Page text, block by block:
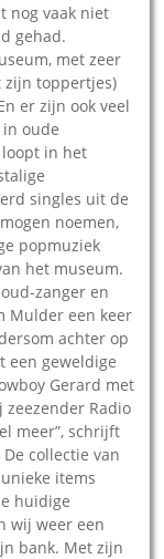
nog vaak niet
gehad.
met zeer
zijn toppertjes)
er zijn ook veel
oude
loopt in het
singles uit de
noemen,
popmuziek
het museum.
zanger en
Mulder een keer
achter op
een geweldige
Gerard met
zeezender Radio
meer”, schrijft
De collectie van
items
huidige
wij weer een
bank. Met zijn